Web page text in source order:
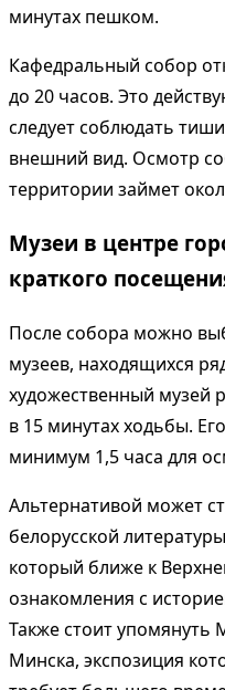
минутах пешком.
Кафедральный собор
до 20 часов. Это
следует соблюдать
внешний вид. Осмотр
территории займет
Музеи в центре
краткого
После собора можно
музеев, находящихся
художественный музей
в 15 минутах ходьбы.
минимум 1,5 часа для
Альтернативой может
белорусской
который ближе к
ознакомления с
Также стоит упомянуть
Минска, экспозиция